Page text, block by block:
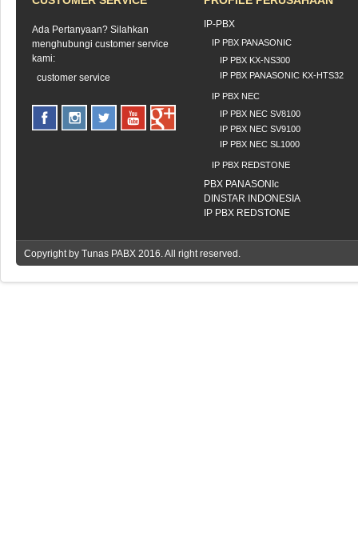
Ada Pertanyaan? Silahkan
menghubungi customer service
kami:
customer service
IP-PBX
IP PBX PANASONIC
IP PBX KX-NS300
IP PBX PANASONIC KX-HTS32
IP PBX NEC
IP PBX NEC SV8100
IP PBX NEC SV9100
IP PBX NEC SL1000
IP PBX REDSTONE
PBX PANASONIc
DINSTAR INDONESIA
IP PBX REDSTONE
Copyright by Tunas PABX 2016. All right reserved.